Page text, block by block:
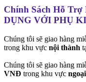
Chính Sách Hỗ
DỤNG VỚI PHỤ
Chúng tôi sẽ giao hàng
trong khu vực nội thành
Chúng tôi sẽ giao hàng
VNĐ trong khu vực